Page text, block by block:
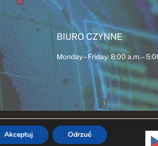
BIURO CZYNNE
Monday – Friday: 8:00 a.m. –
Akceptuj Odrzuć